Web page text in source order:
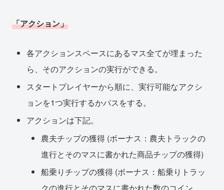
「アクション」
各アクションスペースにあるマス全てが埋まった
ら、そのアクションの実行ができる。
スタートプレイヤーから順に、実行可能なアクシ
ョンを1つ実行するかパスをする。
アクションは下記。
農夫チップの獲得 (ボーナス：農夫トラックの
進行とそのマスに書かれた商品チップの獲得)
船乗りチップの獲得 (ボーナス：船乗りトラッ
クの進行とそのマスに書かれた数のコイン